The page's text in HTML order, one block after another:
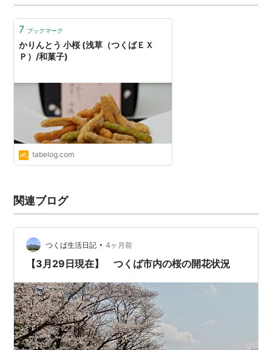
んでしょうね…
7 ブックマーク
かりんとう 小桜 (浅草（つくばＥＸ
Ｐ）/和菓子)
tabelog.com
関連ブログ
つくば生活日記 • 4ヶ月前
【3月29日現在】 つくば市内の桜の開花状況